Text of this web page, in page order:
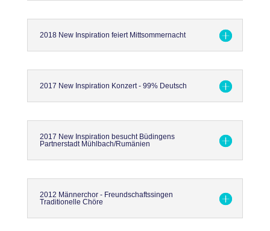
2018 New Inspiration feiert Mittsommernacht
2017 New Inspiration Konzert - 99% Deutsch
2017 New Inspiration besucht Büdingens
Partnerstadt Mühlbach/Rumänien
2012 Männerchor - Freundschaftssingen
Traditionelle Chöre